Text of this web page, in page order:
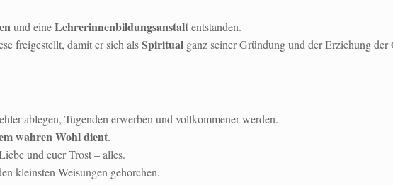
und eineLehrerinnenbildungsanstaltentstanden.
freigestellt, damit er sich alsSpiritual ganz seiner Gründung und der Erziehung
ablegen, Tugenden erwerben und vollkommener werden.
wahren Wohl dient.
und euer Trost – alles.
kleinsten Weisungen gehorchen.